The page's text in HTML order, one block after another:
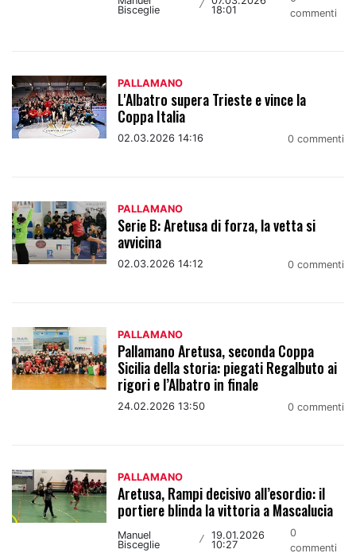
Bisceglie
/
18:01
commenti
PALLAMANO
L'Albatro supera Trieste e vince la
Coppa Italia
02.03.2026 14:16 0 commenti
PALLAMANO
Serie B: Aretusa di forza, la vetta si
avvicina
02.03.2026 14:12 0 commenti
PALLAMANO
Pallamano Aretusa, seconda Coppa
Sicilia della storia: piegati Regalbuto ai
rigori e l’Albatro in finale
24.02.2026 13:50 0 commenti
PALLAMANO
Aretusa, Rampi decisivo all’esordio: il
portiere blinda la vittoria a Mascalucia
Manuel
Bisceglie
/
19.01.2026
10:27
0
commenti